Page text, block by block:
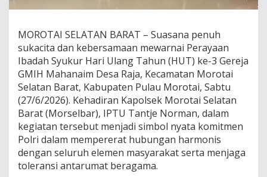
a
G
M
I
H
M
a
h
a
n
a
i
m
MOROTAI SELATAN BARAT – Suasana penuh
sukacita dan kebersamaan mewarnai Perayaan
Ibadah Syukur Hari Ulang Tahun (HUT) ke-3 Gereja
GMIH Mahanaim Desa Raja, Kecamatan Morotai
Selatan Barat, Kabupaten Pulau Morotai, Sabtu
(27/6/2026). Kehadiran Kapolsek Morotai Selatan
Barat (Morselbar), IPTU Tantje Norman, dalam
kegiatan tersebut menjadi simbol nyata komitmen
Polri dalam mempererat hubungan harmonis
dengan seluruh elemen masyarakat serta menjaga
toleransi antarumat beragama.